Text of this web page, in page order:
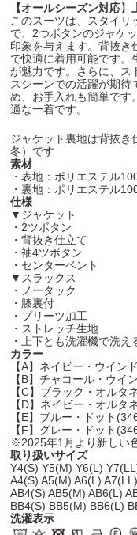
【オールシーズン対応】
このスーツは、スタイ
で、2つボタンのジャケ
印象を与えます。背抜き
で快適に着用可能です。
が魅力です。さらに、ス
スシーンでの活躍が期待
め、お手入れも簡単です
適な一着です。
ジャケット裏地は背抜き
冬）です
素材
・表地：ポリエステル
・裏地：ポリエステル
仕様
▼ジャケット
・2ツボタン
・背抜き仕立て
・袖4ツボタン
・センターベント
▼スラックス
・ノータック
・膝裏付
・プリーツ加工
・ストレッチ生地
・上下とも洗濯機で洗
カラー
【A】ネイビー・ウイン
【B】チャコール・ウイ
【C】ブラック・オル
【D】ネイビー・オル
【E】ブルー・ドット
【F】グレー・ドット
※2025年1月より新しい
取り扱いサイズ
Y4(S) Y5(M) Y6(L)
A4(S) A5(M) A6(L)
AB4(S) AB5(M) AB6(L)
BB4(S) BB5(M) BB6(L)
洗濯表示